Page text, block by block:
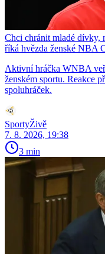
Chci chránit mladé dívky,
říká hvězda ženské NBA
Aktivní hráčka WNBA
ženském sportu. Reakce
spoluhráček.
SportyŽivě
7. 8. 2026, 19:38
3 min